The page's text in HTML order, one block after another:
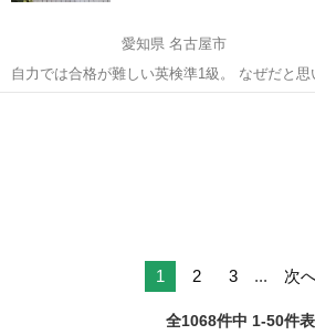
愛知県 名古屋市
自力では合格が難しい英検準1級。 なぜだと思いますか？ 「忙しいか
ら明日やろう！」などと後回しにしてしまうこ
1 2 3 ... 次
全1068件中 1-50件